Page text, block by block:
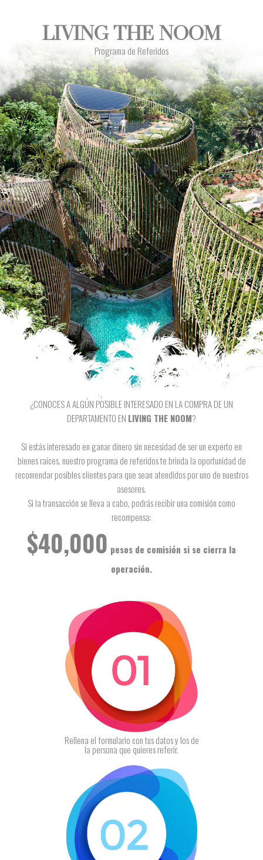
LIVING THE NOOM
Programa de Referidos
¿CONOCES A ALGÚN POSIBLE INTERESADO EN LA COMPRA DE UN
DEPARTAMENTO EN LIVING THE NOOM?
Si estás interesado en ganar dinero sin necesidad de ser un experto en
bienes raíces, nuestro programa de referidos te brinda la oportunidad de
recomendar posibles clientes para que sean atendidos por uno de nuestros
asesores.
Si la transacción se lleva a cabo, podrás recibir una comisión como
recompensa:
$40,000 pesos de comisión si se cierra la
operación.
Rellena el formulario con tus datos y los de
la persona que quieres referir.